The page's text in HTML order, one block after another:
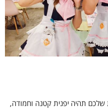
תהיה יפנית קטנה וחמודה,